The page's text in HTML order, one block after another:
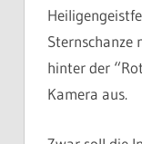
hinter der
Kamera aus.